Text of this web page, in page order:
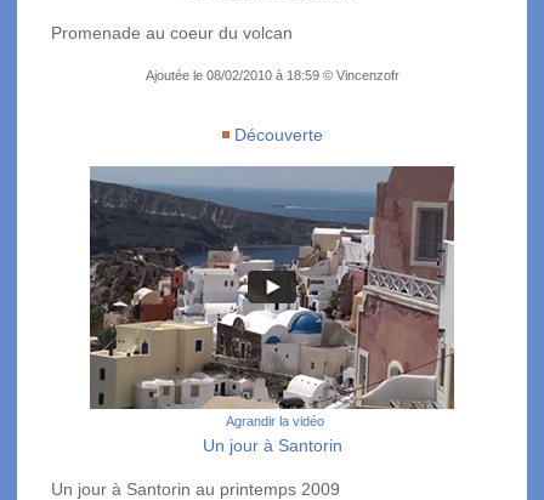
Promenade au coeur du volcan
Ajoutée le 08/02/2010 à 18:59 © Vincenzofr
Découverte
Agrandir la vidéo
Un jour à Santorin
Un jour à Santorin au printemps 2009